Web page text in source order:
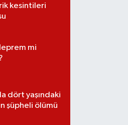
kesintileri
mi
dört yaşındaki
şüpheli ölümü